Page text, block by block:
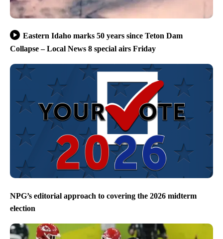
Eastern Idaho marks 50 years since Teton Dam
Collapse – Local News 8 special airs Friday
NPG’s editorial approach to covering the 2026 midterm
election